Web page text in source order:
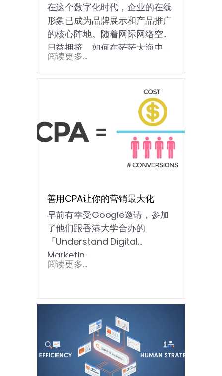
在这个数字化时代，企业的在线
形象已成为品牌展示和产品推广
的核心阵地。随着网际网络空间
日益拥挤，如何在茫茫大海中…
阅读更多...
善用CPA让你的营销最大化
早前有幸受Google邀请，参加
了他们跟香港大学合办的
「Understand Digital
Marketin...
阅读更多...